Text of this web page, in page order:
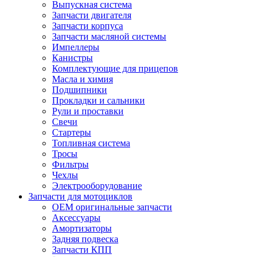
Выпускная система
Запчасти двигателя
Запчасти корпуса
Запчасти масляной системы
Импеллеры
Канистры
Комплектующие для прицепов
Масла и химия
Подшипники
Прокладки и сальники
Рули и проставки
Свечи
Стартеры
Топливная система
Тросы
Фильтры
Чехлы
Электрооборудование
Запчасти для мотоциклов
OEM оригинальные запчасти
Аксессуары
Амортизаторы
Задняя подвеска
Запчасти КПП